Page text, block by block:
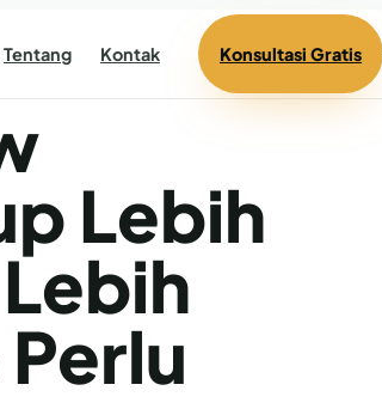
Tentang Kontak Konsultasi Gratis
Lebih